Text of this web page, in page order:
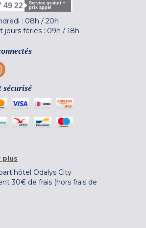
49 22
Service gratuit +
prix appel
: 08h / 20h
jours fériés : 09h / 18h
sécurisé
plus
Odalys City
30€ de frais (hors frais de